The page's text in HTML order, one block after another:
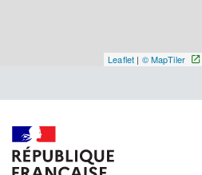
Leaflet | © MapTiler